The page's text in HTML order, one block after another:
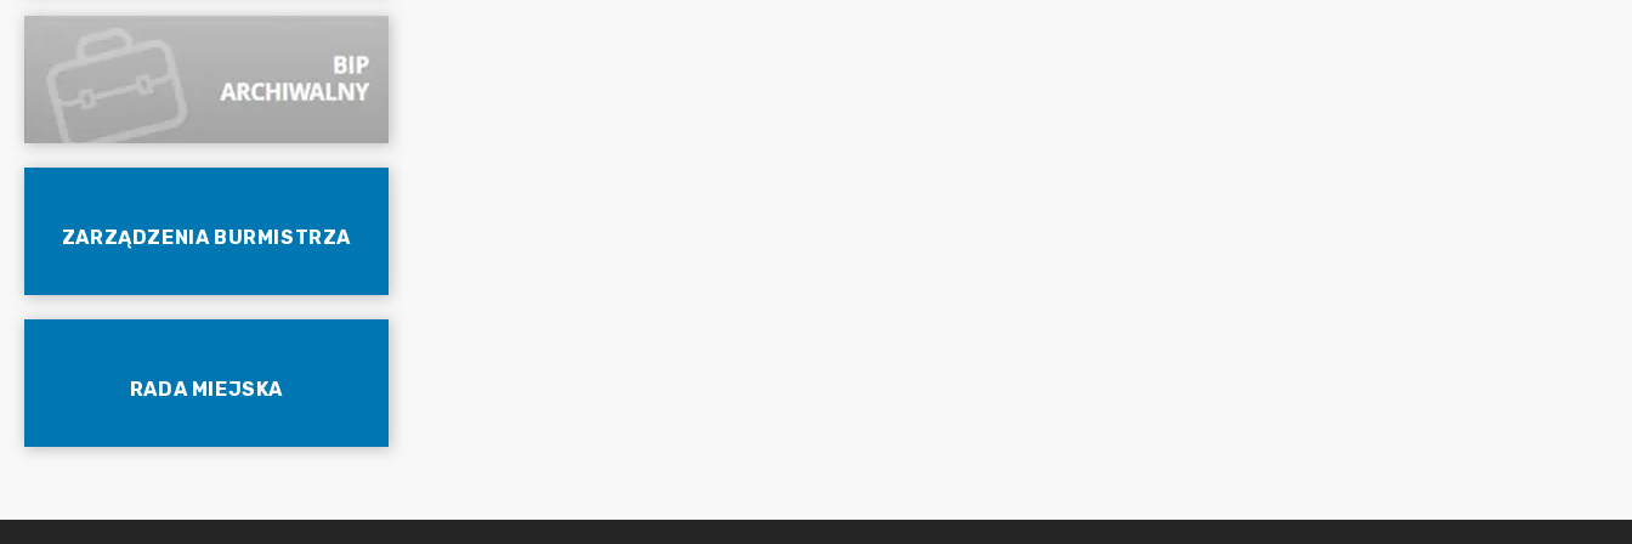
ZARZĄDZENIA BURMISTRZA
RADA MIEJSKA